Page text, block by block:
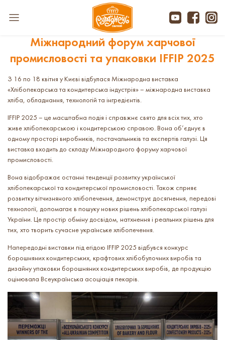
​Міжнародний форум харчової
промисловості та упаковки IFFIP 2025
З 16 по 18 квітня у Києві відбулася Міжнародна виставка
«Хлібопекарська та кондитерська індустрія» – міжнародна виставка
хліба, обладнання, технологій та інгредієнтів.
IFFIP 2025 – це масштабна подія і справжнє свято для всіх тих, хто
живе хлібопекарською і кондитерською справою. Вона об’єднує в
одному просторі виробників, постачальників та експертів галузі. Ця
виставка входить до складу Міжнародного форуму харчової
промисловості.
Вона відображає останні тенденції розвитку української
хлібопекарської та кондитерської промисловості. Також сприяє
розвитку вітчизняного хлібопечення, демонструє досягнення, передові
технології, допомагає в пошуку нових рішень хлібопекарської галузі
України. Це простір обміну досвідом, натхнення і реальних рішень для
тих, хто творить сучасне українське хлібопечення.
Напередодні виставки під егідою IFFIP 2025 відбувся конкурс
борошняних кондитерських, крафтових хлібобулочних виробів та
дизайну упаковки борошняних кондитерських виробів, де продукцію
оцінювала Всеукраїнська асоціація пекарів.